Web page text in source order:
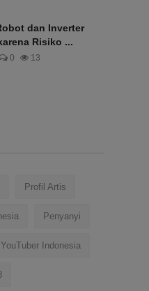
dan Inverter
Risiko ...
0 13
Profil Artis
Penyanyi
YouTuber Indonesia